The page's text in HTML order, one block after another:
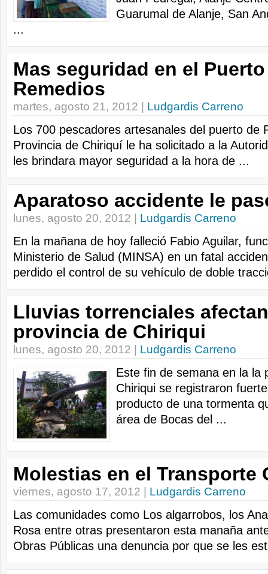
Guarumal de Alanje, San
...
Mas seguridad en el
Remedios
martes, agosto 21, 2012 | Ludgardis Carreno
Los 700 pescadores artesanales del puerto de
Provincia de Chiriquí le ha solicitado a la
les brindara mayor seguridad a la hora de ...
Aparatoso accidente le
lunes, agosto 20, 2012 | Ludgardis Carreno
En la mañana de hoy falleció Fabio Aguilar,
Ministerio de Salud (MINSA) en un fatal
perdido el control de su vehículo de doble
Lluvias torrenciales
provincia de Chiriqui
lunes, agosto 20, 2012 | Ludgardis Carreno
Este fin de semana en la la
Chiriqui se registraron
producto de una tormenta
área de Bocas del ...
Molestias en el Transporte
viernes, agosto 17, 2012 | Ludgardis Carreno
Las comunidades como Los algarrobos, los
Rosa entre otras presentaron esta manaña
Obras Públicas una denuncia por que se les